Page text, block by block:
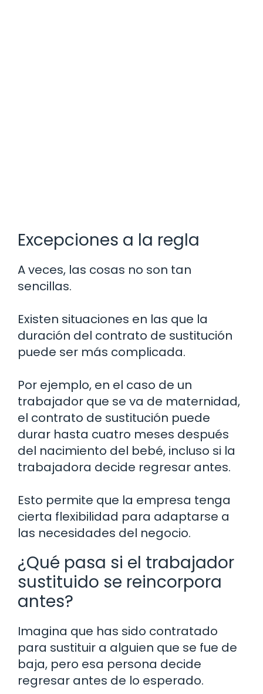
Excepciones a la regla
A veces, las cosas no son tan
sencillas.
Existen situaciones en las que la
duración del contrato de sustitución
puede ser más complicada.
Por ejemplo, en el caso de un
trabajador que se va de maternidad,
el contrato de sustitución puede
durar hasta cuatro meses después
del nacimiento del bebé, incluso si la
trabajadora decide regresar antes.
Esto permite que la empresa tenga
cierta flexibilidad para adaptarse a
las necesidades del negocio.
¿Qué pasa si el trabajador
sustituido se reincorpora
antes?
Imagina que has sido contratado
para sustituir a alguien que se fue de
baja, pero esa persona decide
regresar antes de lo esperado.